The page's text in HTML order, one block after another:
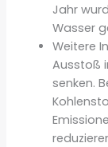
Jahr
Wasser
Weitere
Ausstoß
senken.